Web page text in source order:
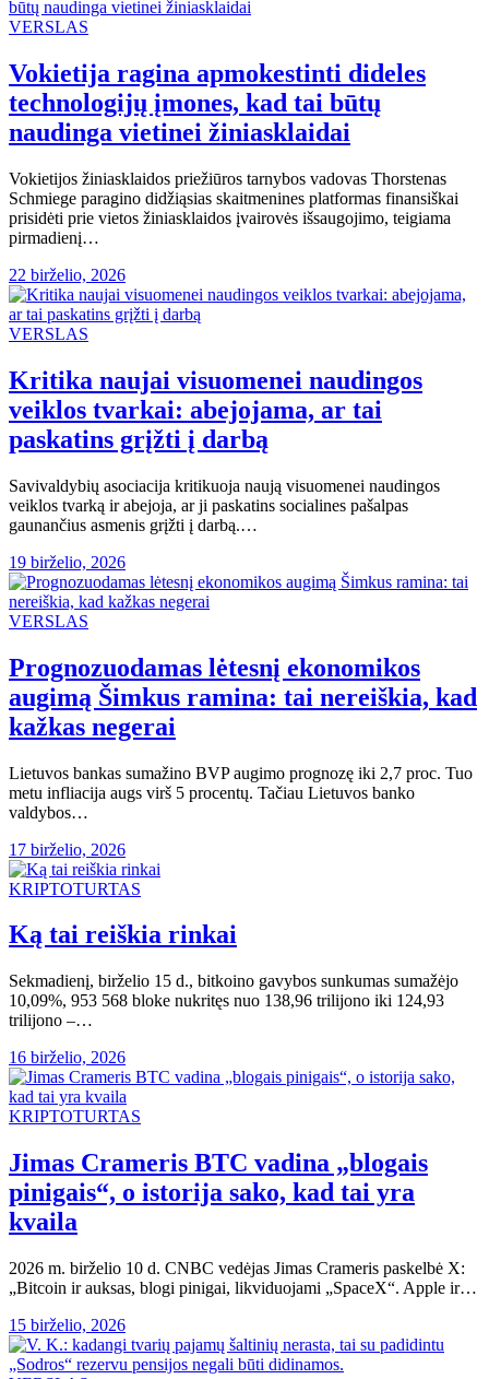
VERSLAS
Vokietija ragina apmokestinti dideles
technologijų įmones, kad tai būtų
naudinga vietinei žiniasklaidai
Vokietijos žiniasklaidos priežiūros tarnybos vadovas Thorstenas
Schmiege paragino didžiąsias skaitmenines platformas finansiškai
prisidėti prie vietos žiniasklaidos įvairovės išsaugojimo, teigiama
pirmadienį…
22 birželio, 2026
VERSLAS
Kritika naujai visuomenei naudingos
veiklos tvarkai: abejojama, ar tai
paskatins grįžti į darbą
Savivaldybių asociacija kritikuoja naują visuomenei naudingos
veiklos tvarką ir abejoja, ar ji paskatins socialines pašalpas
gaunančius asmenis grįžti į darbą.…
19 birželio, 2026
VERSLAS
Prognozuodamas lėtesnį ekonomikos
augimą Šimkus ramina: tai nereiškia, kad
kažkas negerai
Lietuvos bankas sumažino BVP augimo prognozę iki 2,7 proc. Tuo
metu infliacija augs virš 5 procentų. Tačiau Lietuvos banko
valdybos…
17 birželio, 2026
KRIPTOTURTAS
Ką tai reiškia rinkai
Sekmadienį, birželio 15 d., bitkoino gavybos sunkumas sumažėjo
10,09%, 953 568 bloke nukritęs nuo 138,96 trilijono iki 124,93
trilijono –…
16 birželio, 2026
KRIPTOTURTAS
Jimas Crameris BTC vadina „blogais
pinigais“, o istorija sako, kad tai yra
kvaila
2026 m. birželio 10 d. CNBC vedėjas Jimas Crameris paskelbė X:
„Bitcoin ir auksas, blogi pinigai, likviduojami „SpaceX“. Apple ir…
15 birželio, 2026